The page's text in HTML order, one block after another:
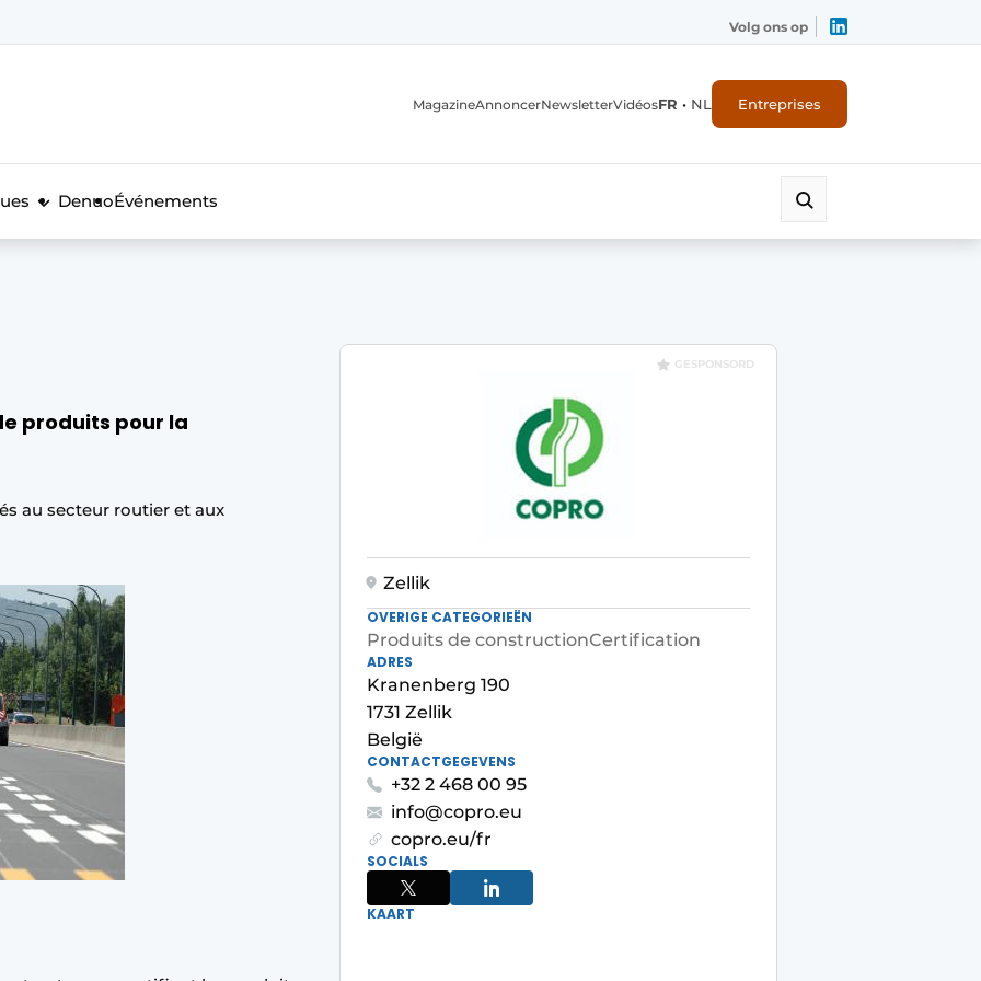
Volg ons op
MagazineAnnoncerNewsletterVidéosFR • NL Entreprises
DenuoÉvénements
produits pour la
au secteur routier et aux
GESPONSORD
Zellik
OVERIGE CATEGORIEËN
Produits de constructionCertification
ADRES
Kranenberg 190
1731 Zellik
België
CONTACTGEGEVENS
+32 2 468 00 95
info@copro.eu
copro.eu/fr
SOCIALS
KAART